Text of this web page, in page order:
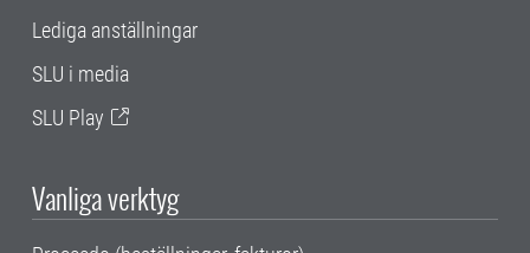
Lediga anställningar
SLU i media
SLU Play
Vanliga verktyg